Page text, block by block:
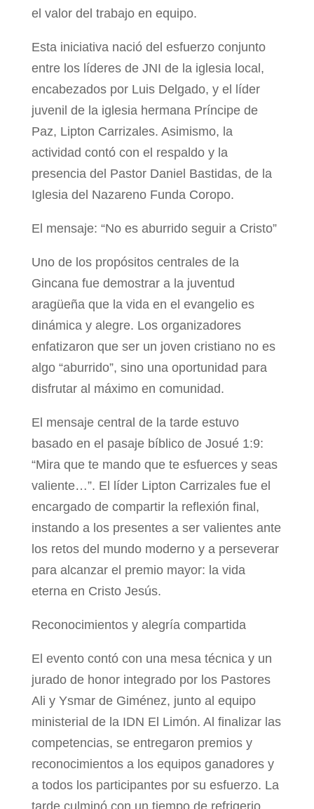
el valor del trabajo en equipo.
Esta iniciativa nació del esfuerzo conjunto
entre los líderes de JNI de la iglesia local,
encabezados por Luis Delgado, y el líder
juvenil de la iglesia hermana Príncipe de
Paz, Lipton Carrizales. Asimismo, la
actividad contó con el respaldo y la
presencia del Pastor Daniel Bastidas, de la
Iglesia del Nazareno Funda Coropo.
El mensaje: “No es aburrido seguir a Cristo”
Uno de los propósitos centrales de la
Gincana fue demostrar a la juventud
aragüeña que la vida en el evangelio es
dinámica y alegre. Los organizadores
enfatizaron que ser un joven cristiano no es
algo “aburrido”, sino una oportunidad para
disfrutar al máximo en comunidad.
El mensaje central de la tarde estuvo
basado en el pasaje bíblico de Josué 1:9:
“Mira que te mando que te esfuerces y seas
valiente…”. El líder Lipton Carrizales fue el
encargado de compartir la reflexión final,
instando a los presentes a ser valientes ante
los retos del mundo moderno y a perseverar
para alcanzar el premio mayor: la vida
eterna en Cristo Jesús.
Reconocimientos y alegría compartida
El evento contó con una mesa técnica y un
jurado de honor integrado por los Pastores
Ali y Ysmar de Giménez, junto al equipo
ministerial de la IDN El Limón. Al finalizar las
competencias, se entregaron premios y
reconocimientos a los equipos ganadores y
a todos los participantes por su esfuerzo. La
tarde culminó con un tiempo de refrigerio